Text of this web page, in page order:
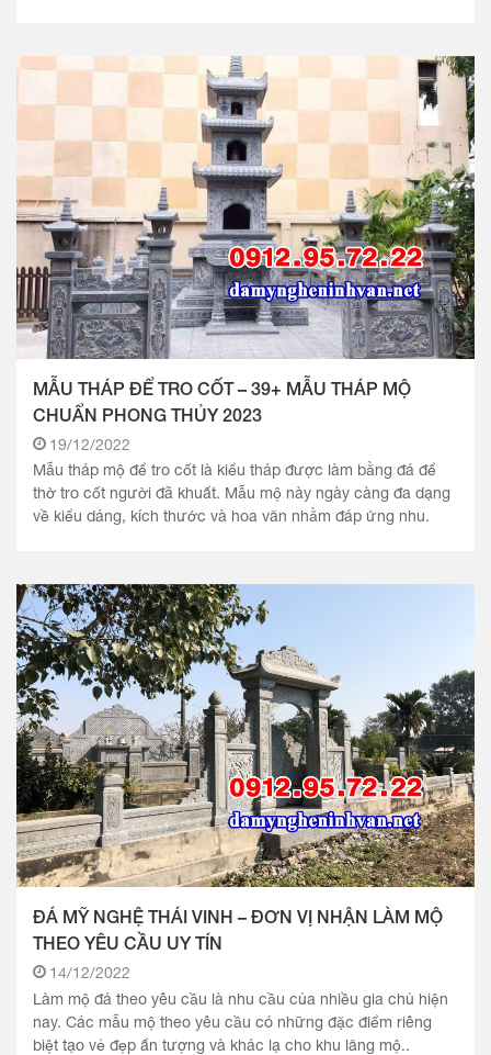
MẪU THÁP ĐỂ TRO CỐT – 39+ MẪU THÁP MỘ
CHUẨN PHONG THỦY 2023
19/12/2022
Mẫu tháp mộ để tro cốt là kiểu tháp được làm bằng đá để
thờ tro cốt người đã khuất. Mẫu mộ này ngày càng đa dạng
về kiểu dáng, kích thước và hoa văn nhằm đáp ứng nhu.
ĐÁ MỸ NGHỆ THÁI VINH – ĐƠN VỊ NHẬN LÀM MỘ
THEO YÊU CẦU UY TÍN
14/12/2022
Làm mộ đá theo yêu cầu là nhu cầu của nhiều gia chủ hiện
nay. Các mẫu mộ theo yêu cầu có những đặc điểm riêng
biệt tạo vẻ đẹp ấn tượng và khác lạ cho khu lăng mộ..